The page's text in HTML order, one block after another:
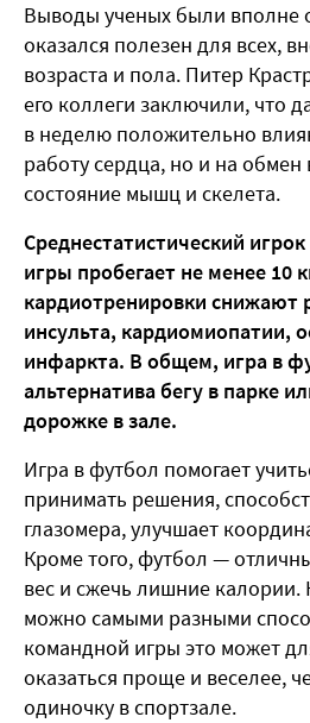
Выводы ученых были вполне
оказался полезен для всех,
возраста и пола. Питер
его коллеги заключили, что
в неделю положительно
работу сердца, но и на обмен
состояние мышц и скелета.
Среднестатистический
игры пробегает не менее 10
кардиотренировки снижают
инсульта, кардиомиопатии,
инфаркта. В общем, игра в
альтернатива бегу в парке
дорожке в зале.
Игра в футбол помогает
принимать решения,
глазомера, улучшает
Кроме того, футбол —
вес и сжечь лишние калории.
можно самыми разными
командной игры это может
оказаться проще и веселее,
одиночку в спортзале.